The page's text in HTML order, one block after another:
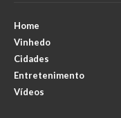
Home
Vinhedo
Cidades
Entretenimento
Vídeos